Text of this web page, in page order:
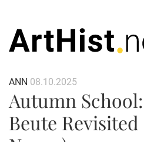
ANN 08.10.2025
Autumn
Beute